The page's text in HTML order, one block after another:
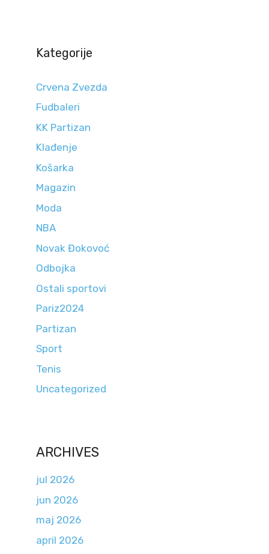
Kategorije
Crvena Zvezda
Fudbaleri
KK Partizan
Klađenje
Košarka
Magazin
Moda
NBA
Novak Đokovoć
Odbojka
Ostali sportovi
Pariz2024
Partizan
Sport
Tenis
Uncategorized
ARCHIVES
jul 2026
jun 2026
maj 2026
april 2026